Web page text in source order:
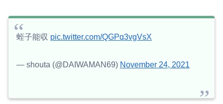
蛭子能収 pic.twitter.com/QGPq3vgVsX
— shouta (@DAIWAMAN69) November 24, 2021